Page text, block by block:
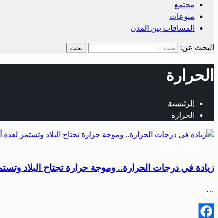
مجتمع
منوعات
المسافات بين المدن
البحث عن:
الحرارة
الرئيسية
الحرارة
زيادة في درجات الحرارة.. وموجة حرارة تجتاح البلاد
…